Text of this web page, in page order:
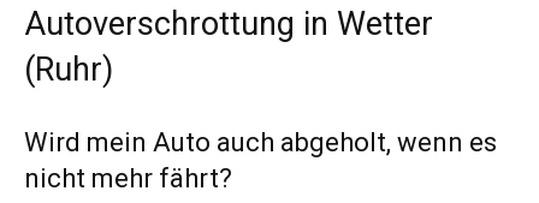
Autoverschrottung in Wetter
(Ruhr)
Wird mein Auto auch abgeholt, wenn es
nicht mehr fährt?